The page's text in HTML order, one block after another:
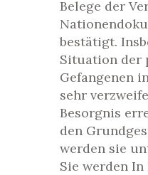
Belege der
bestätigt.
Situation der
Gefangenen
sehr
Besorgnis
den
werden sie
Sie werden